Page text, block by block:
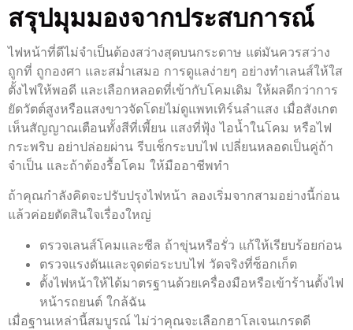
สรุปมุมมองจากประสบการณ์
ไฟหน้าที่ดีไม่จำเป็นต้องสว่างสุดบนกระดาษ แต่มันควรสว่าง
ถูกที่ ถูกองศา และสม่ำเสมอ การดูแลง่ายๆ อย่างทำเลนส์ให้ใส
ตั้งไฟให้พอดี และเลือกหลอดที่เข้ากับโคมเดิม ให้ผลดีกว่าการ
ยัดวัตต์สูงหรือแสงขาวจัดโดยไม่ดูแพทเทิร์นลำแสง เมื่อสังเกต
เห็นสัญญาณเตือนทั้งสีที่เพี้ยน แสงที่ฟุ้ง ไอน้ำในโคม หรือไฟ
กระพริบ อย่าปล่อยผ่าน รีบเช็กระบบไฟ เปลี่ยนหลอดเป็นคู่ถ้า
จำเป็น และถ้าต้องรื้อโคม ให้มืออาชีพทำ
ถ้าคุณกำลังคิดจะปรับปรุงไฟหน้า ลองเริ่มจากสามอย่างนี้ก่อน
แล้วค่อยตัดสินใจเรื่องใหญ่
ตรวจเลนส์โคมและซีล ถ้าขุ่นหรือรั่ว แก้ให้เรียบร้อยก่อน
ตรวจแรงดันและจุดต่อระบบไฟ วัดจริงที่ซ็อกเก็ต
ตั้งไฟหน้าให้ได้มาตรฐานด้วยเครื่องมือหรือเข้าร้านตั้งไฟ
หน้ารถยนต์ ใกล้ฉัน
เมื่อฐานเหล่านี้สมบูรณ์ ไม่ว่าคุณจะเลือกฮาโลเจนเกรดดี